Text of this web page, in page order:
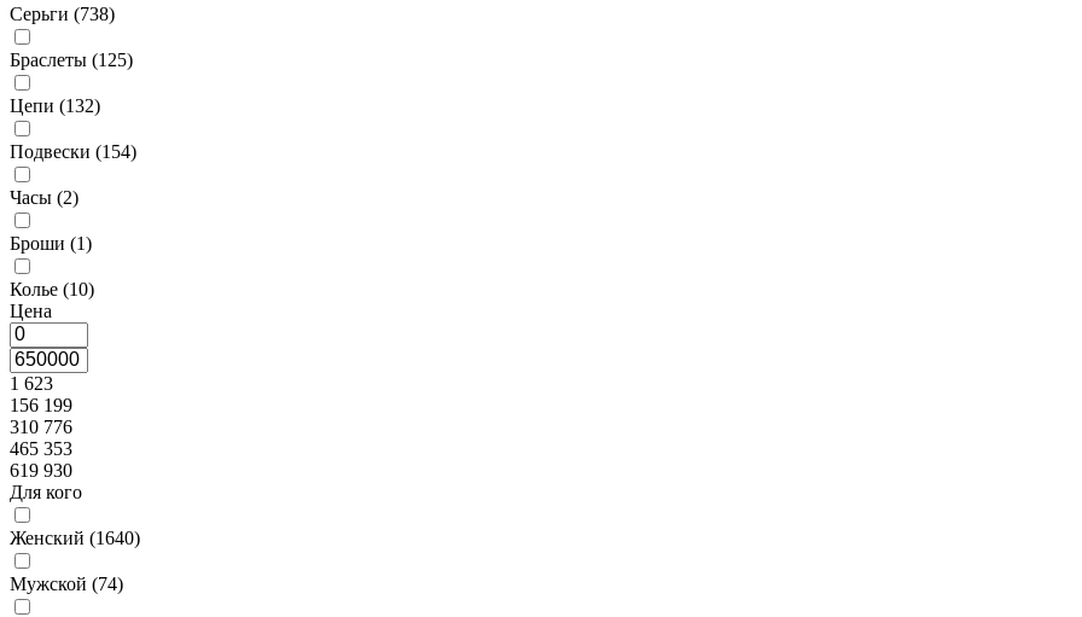
Серьги (738)
Браслеты (125)
Цепи (132)
Подвески (154)
Часы (2)
Броши (1)
Колье (10)
Цена
1 623
156 199
310 776
465 353
619 930
Для кого
Женский (1640)
Мужской (74)